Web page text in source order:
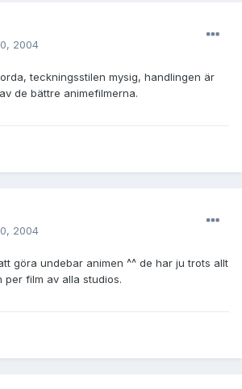
2004
teckningsstilen mysig, handlingen är
de bättre animefilmerna.
2004
göra undebar animen ^^ de har ju trots allt
film av alla studios.